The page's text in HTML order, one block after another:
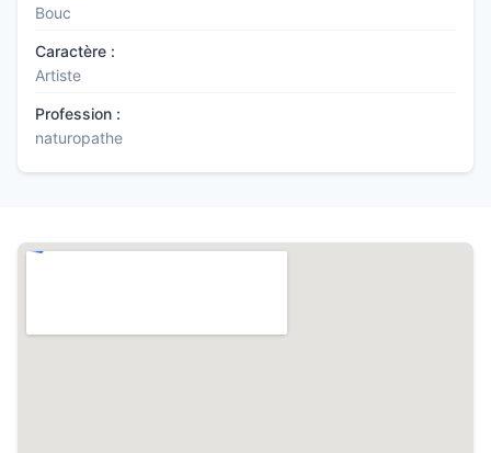
Bouc
Caractère :
Artiste
Profession :
naturopathe